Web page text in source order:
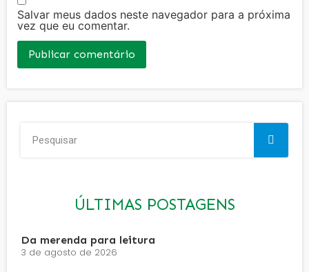
Salvar meus dados neste navegador para a próxima
vez que eu comentar.
ÚLTIMAS POSTAGENS
Da merenda para leitura
3 de agosto de 2026